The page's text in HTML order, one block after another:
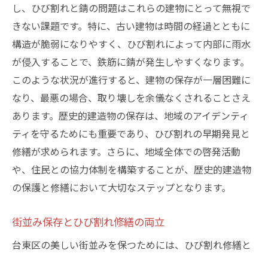
し、ひび割れと錆の問題はこれらの建物にとって無視で
きない課題です。特に、古い建物は時間の経過とともに
構造が脆弱になりやすく、ひび割れによって内部に雨水
が侵入することで、鉄筋に錆が発生しやすくなります。
このような状況が進行すると、建物の保存が一層困難に
なり、最悪の場合、取り壊しを余儀なくされることさえ
あります。歴史的建造物の保存は、地域のアイデンティ
ティを守るためにも重要であり、ひび割れの早期発見と
修繕が求められます。さらに、地域全体での啓発活動
や、住民との協力体制を構築することが、歴史的建造物
の保護と修繕において大切なステップとなります。
街並み保存とひび割れ修繕の両立
台東区の美しい街並みを保つためには、ひび割れ修繕と